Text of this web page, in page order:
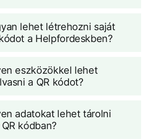
lehet létrehozni saját
a Helpfordeskben?
eszközökkel lehet
a QR kódot?
adatokat lehet tárolni
kódban?